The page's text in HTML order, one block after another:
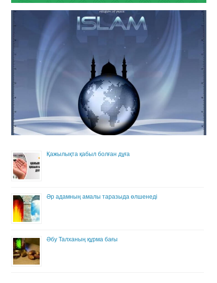
Қажылықта қабыл болған дұға
Әр адамның амалы таразыда өлшенеді
Әбу Талханың құрма бағы